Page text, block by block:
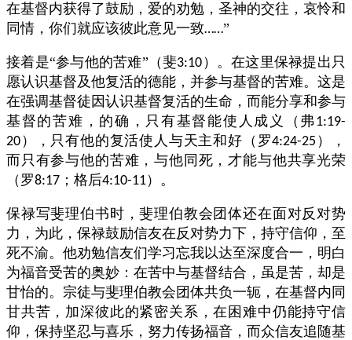
在基督内获得了鼓励，爱的劝勉，圣神的交往，哀怜和
同情，你们就应该彼此意见一致……”
接着是“参与他的苦难”（斐3:10 ）。在这里保禄提出只
愿认识基督及他复活的德能，并参与基督的苦难。这是
在强调基督徒因认识基督复活的生命，而能分享和参与
基督的苦难，的确，只有基督能使人成义（弗1:19-
20 ），只有他的复活使人与天主和好（罗4:24-25 ），
而只有参与他的苦难，与他同死，才能与他共享光荣
（罗8:17 ；格后4:10-11）。
保禄写斐理伯书时，斐理伯教会团体还在面对反对势
力，为此，保禄鼓励信友在反对势力下，持守信仰，至
死不渝。他劝勉信友们学习忘我以达至深度合一，明白
为福音受苦的奥妙：在苦中与基督结合，虽是苦，却是
甘怡的。宗徒与斐理伯教会团体共负一轭，在基督内同
甘共苦，加深彼此的紧密关系，在困难中仍能持守信
仰，保持坚忍与喜乐，努力传扬福音，而众信友追随基